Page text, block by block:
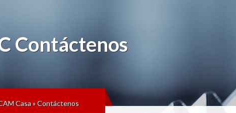
Contáctenos
Casa»Contáctenos